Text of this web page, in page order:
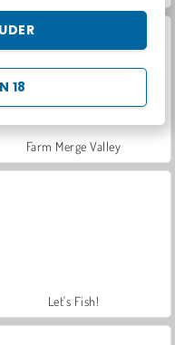
18
Farm Merge Valley
Let's Fish!